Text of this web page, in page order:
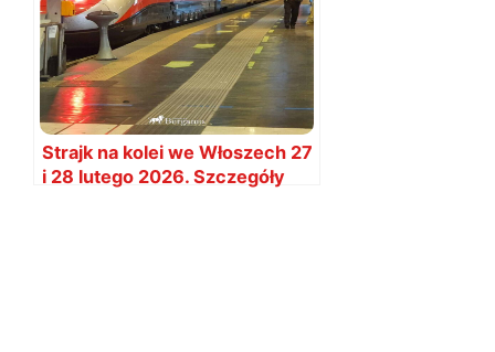
Strajk na kolei we Włoszech 27
i 28 lutego 2026. Szczegóły